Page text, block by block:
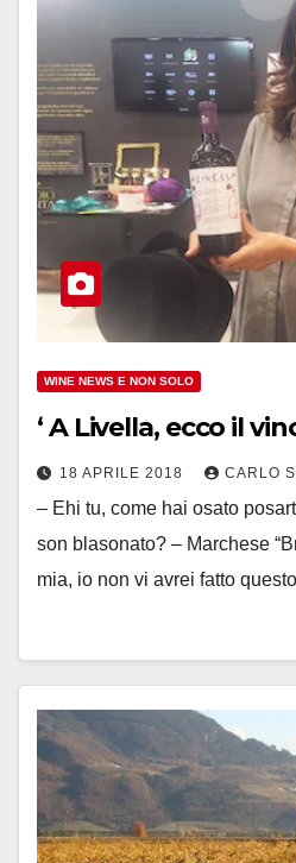
WINE NEWS E NON SOLO
‘ A Livella, ecco il
18 APRILE 2018 CARLO
– Ehi tu, come hai osato
son blasonato? – Marchese
mia, io non vi avrei fatto